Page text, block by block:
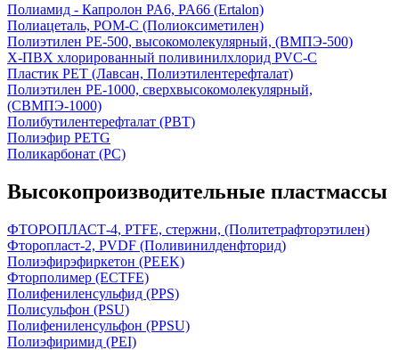
Полиамид - Капролон PA6, PA66 (Ertalon)
Полиацеталь, POM-C (Полиоксиметилен)
Полиэтилен PE-500, высокомолекулярный, (ВМПЭ-500)
Х-ПВХ хлорированный поливинилхлорид PVC-C
Пластик PET (Лавсан, Полиэтилентерефталат)
Полиэтилен PE-1000, сверхвысокомолекулярный,
(СВМПЭ-1000)
Полибутилентерефталат (PBT)
Полиэфир PETG
Поликарбонат (PC)
Высокопроизводительные пластмассы
ФТОРОПЛАСТ-4, PTFE, стержни, (Политетрафторэтилен)
Фторопласт-2, PVDF (Поливинилденфторид)
Полиэфирэфиркетон (PEEK)
Фторполимер (ECTFE)
Полифениленсульфид (PPS)
Полисульфон (PSU)
Полифениленсульфон (PPSU)
Полиэфиримид (PEI)